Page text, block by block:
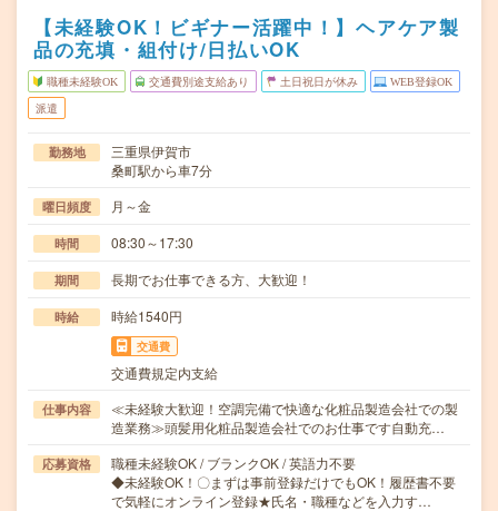
【未経験OK！ビギナー活躍中！】ヘアケア製
品の充填・組付け/日払いOK
職種未経験OK 交通費別途支給あり 土日祝日が休み WEB登録OK
派遣
勤務地
三重県伊賀市
桑町駅から車7分
曜日頻度 月～金
時間 08:30～17:30
期間 長期でお仕事できる方、大歓迎！
時給 時給1540円
交通費
交通費規定内支給
仕事内容
≪未経験大歓迎！空調完備で快適な化粧品製造会社での製
造業務≫頭髪用化粧品製造会社でのお仕事です自動充…
応募資格
職種未経験OK / ブランクOK / 英語力不要
◆未経験OK！〇まずは事前登録だけでもOK！履歴書不要
で気軽にオンライン登録★氏名・職種などを入力す…